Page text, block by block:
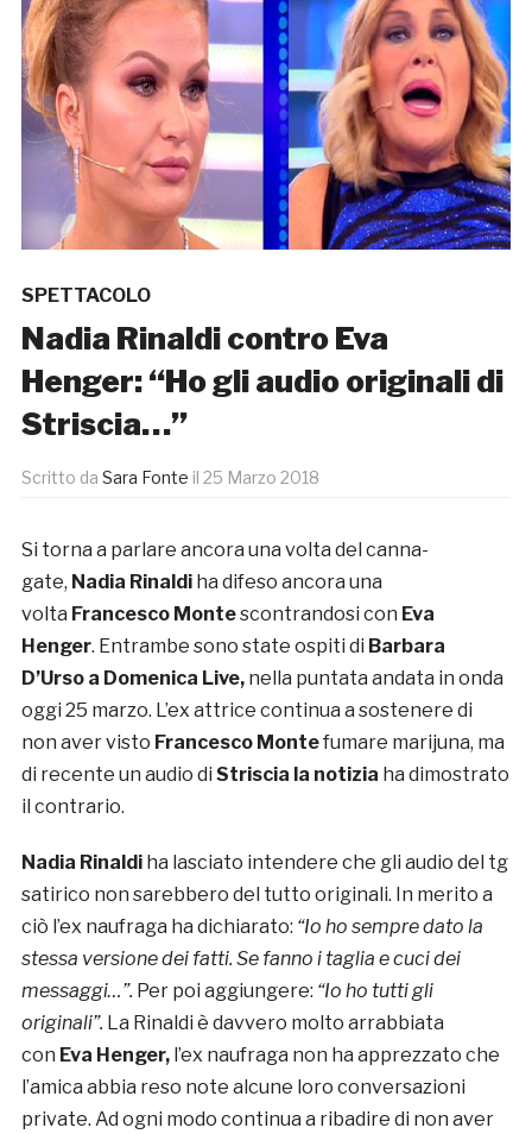
SPETTACOLO
Nadia Rinaldi contro Eva
Henger: “Ho gli audio originali di
Striscia…”
Scritto da Sara Fonte il 25 Marzo 2018
Si torna a parlare ancora una volta del canna-
gate, Nadia Rinaldiha difeso ancora una
volta Francesco Montescontrandosi con Eva
Henger. Entrambe sono state ospiti di Barbara
D’Urso a Domenica Live, nella puntata andata in onda
oggi 25 marzo. L’ex attrice continua a sostenere di
non aver visto Francesco Montefumare marijuna, ma
di recente un audio di Striscia la notizia ha dimostrato
il contrario.
Nadia Rinaldiha lasciato intendere che gli audio del tg
satirico non sarebbero del tutto originali. In merito a
ciò l’ex naufraga ha dichiarato: “Io ho sempre dato la
stessa versione dei fatti. Se fanno i taglia e cuci dei
messaggi…”. Per poi aggiungere: “Io ho tutti gli
originali”. La Rinaldi è davvero molto arrabbiata
con Eva Henger, l’ex naufraga non ha apprezzato che
l’amica abbia reso note alcune loro conversazioni
private. Ad ogni modo continua a ribadire di non aver